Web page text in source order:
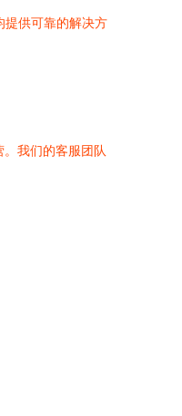
提供可靠的解决方
我们的客服团队